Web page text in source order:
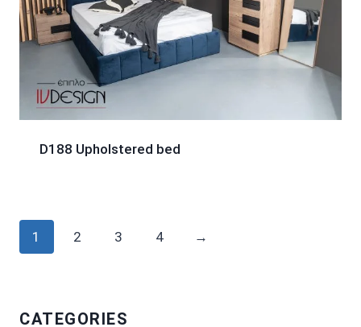
D188 Upholstered bed
1 2 3 4 →
CATEGORIES